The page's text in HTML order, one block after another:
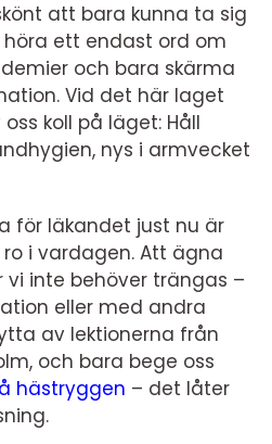
att bara kunna ta sig
ett endast ord om
och bara skärma
Vid det här laget
koll på läget: Håll
nys i armvecket
för läkandet just nu är
i vardagen. Att ägna
inte behöver trängas –
eller med andra
av lektionerna från
och bara bege oss
hästryggen – det låter